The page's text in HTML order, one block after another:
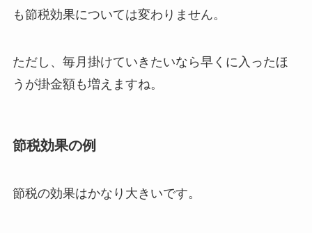
も節税効果については変わりません。
ただし、毎月掛けていきたいなら早くに入ったほ
うが掛金額も増えますね。
節税効果の例
節税の効果はかなり大きいです。